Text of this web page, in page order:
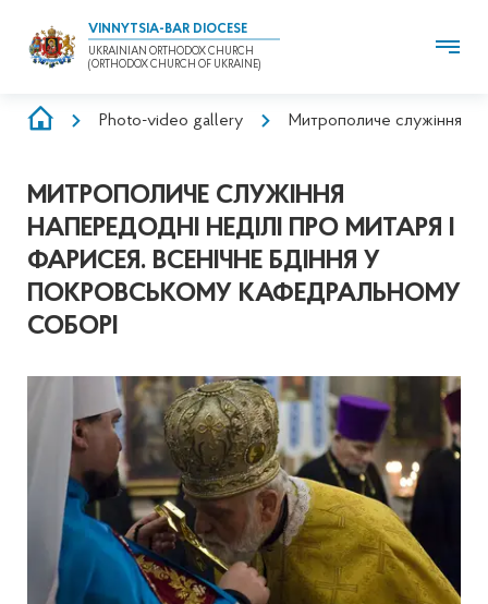
VINNYTSIA-BAR DIOCESE
UKRAINIAN ORTHODOX CHURCH
(ORTHODOX CHURCH OF UKRAINE)
BREADCRUMB
Photo-video gallery Митрополиче служіння
МИТРОПОЛИЧЕ СЛУЖІННЯ
НАПЕРЕДОДНІ НЕДІЛІ ПРО МИТАРЯ І
ФАРИСЕЯ. ВСЕНІЧНЕ БДІННЯ У
ПОКРОВСЬКОМУ КАФЕДРАЛЬНОМУ
СОБОРІ